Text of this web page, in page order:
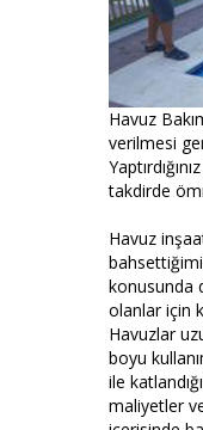
Havuz
verilmesi
takdirde
Havuz
konusunda
olanlar için
Havuzlar
boyu
ile
maliyetler